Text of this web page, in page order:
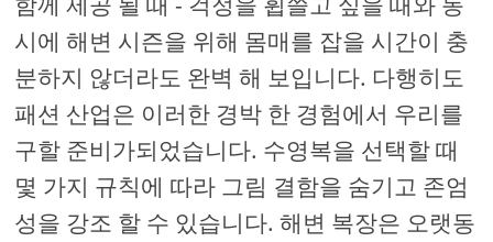
시에 해변 시즌을 위해 몸매를 잡을 시간이 충
분하지 않더라도 완벽 해 보입니다. 다행히도
패션 산업은 이러한 경박 한 경험에서 우리를
구할 준비가되었습니다. 수영복을 선택할 때
몇 가지 규칙에 따라 그림 결함을 숨기고 존엄
성을 강조 할 수 있습니다. 해변 복장은 오랫동